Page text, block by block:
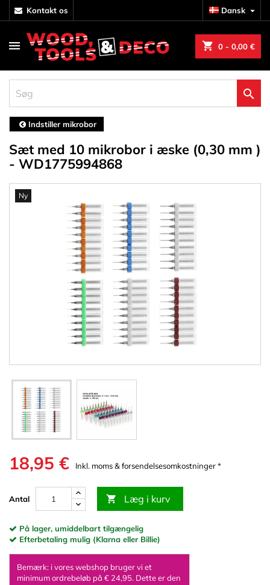
kontakt os Dansk 
shopping_cart 0 - 0,00 €

Indstiller mikrobor
Sæt med 10 mikrobor i æske (0,30 mm )
- WD1775994868
Ny
18,95 € Inkl. moms & forsendelsesomkostninger *
Antal  Læg i kurv
På lager, umiddelbart tilgængelig
Efterbetaling mulig (Klarna eller Billie)
Bemærk: i vores webshop bruger vi et
minimum ordrebeløb på € 24,95. Dette er den